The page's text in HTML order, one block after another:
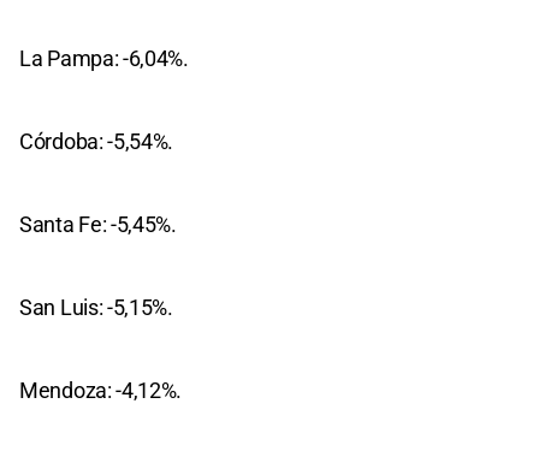
La Pampa: -6,04%.
Córdoba: -5,54%.
Santa Fe: -5,45%.
San Luis: -5,15%.
Mendoza: -4,12%.